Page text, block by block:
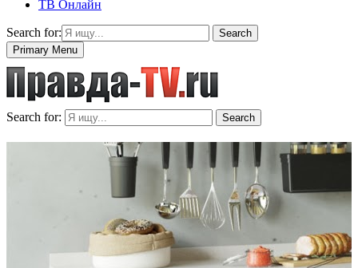
ТВ Онлайн
Search for:
Search
Primary Menu
Search for: Search